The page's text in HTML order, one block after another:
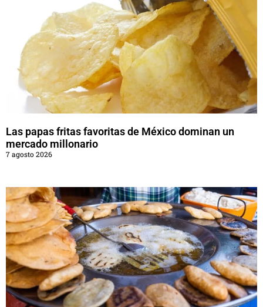
Las papas fritas favoritas de México dominan un
mercado millonario
7 agosto 2026